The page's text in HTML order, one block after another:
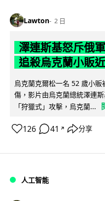
Lawton 2 日
澤連斯基怒斥俄
追殺烏克蘭小販
烏克蘭克爾松一名 52 歲小
傷，影片由烏克蘭總統澤連
「狩獵式」攻擊，烏克蘭...
126 41 ↗ 分享
人工智能